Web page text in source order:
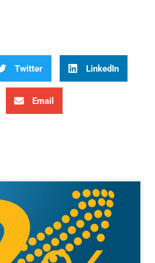
Twitter LinkedIn
Email